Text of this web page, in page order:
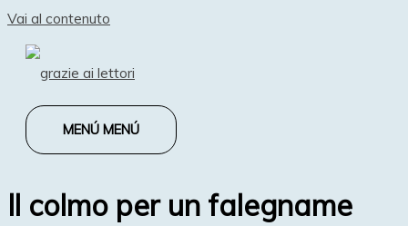
Vai al contenuto
MENÚ MENÚ
Il colmo per un falegname